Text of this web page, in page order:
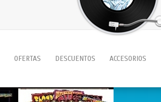
OFERTAS DESCUENTOS ACCESORIOS